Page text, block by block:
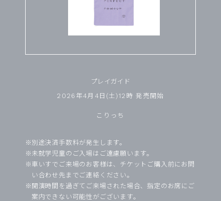
プレイガイド
2026年4月4日(土)12時 発売開始
こりっち
別途決済手数料が発生します。
未就学児童のご入場はご遠慮願います。
車いすでご来場のお客様は、チケットご購入前にお問
い合わせ先までご連絡ください。
開演時間を過ぎてご来場された場合、指定のお席にご
案内できない可能性がございます。